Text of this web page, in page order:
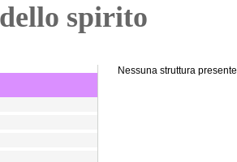
spirito
Nessuna struttura presente